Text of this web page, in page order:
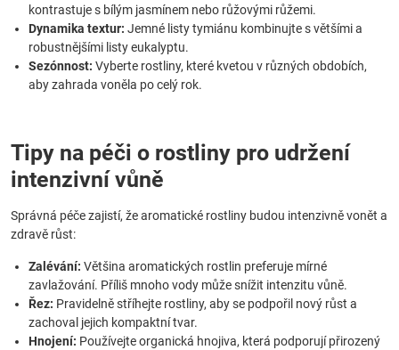
kontrastuje s bílým jasmínem nebo růžovými růžemi.
Dynamika textur: Jemné listy tymiánu kombinujte s většími a
robustnějšími listy eukalyptu.
Sezónnost: Vyberte rostliny, které kvetou v různých obdobích,
aby zahrada voněla po celý rok.
Tipy na péči o rostliny pro udržení
intenzivní vůně
Správná péče zajistí, že aromatické rostliny budou intenzivně vonět a
zdravě růst:
Zalévání: Většina aromatických rostlin preferuje mírné
zavlažování. Příliš mnoho vody může snížit intenzitu vůně.
Řez: Pravidelně stříhejte rostliny, aby se podpořil nový růst a
zachoval jejich kompaktní tvar.
Hnojení: Používejte organická hnojiva, která podporují přirozený